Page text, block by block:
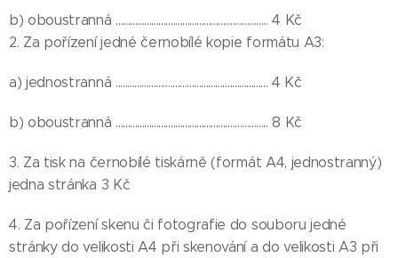
b) oboustranná ................................................................ 4 Kč
2. Za pořízení jedné černobílé kopie formátu A3:
a) jednostranná ................................................................ 4 Kč
b) oboustranná ................................................................ 8 Kč
3. Za tisk na černobílé tiskárně (formát A4, jednostranný)
jedna stránka 3 Kč
4. Za pořízení skenu či fotografie do souboru jedné
stránky do velikosti A4 při skenování a do velikosti A3 při